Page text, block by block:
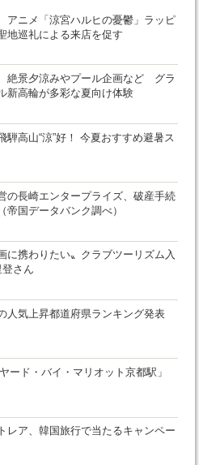
アニメ「涼宮ハルヒの憂鬱」ラッピ
巡礼による来店を促す
絶景夕涼みやプール企画など グラ
新高輪が多彩な夏向け体験
騨高山“涼”好！ 今夏おすすめ避暑ス
の長崎エンタープライズ、破産手続
帝国データバンク調べ）
に携わりたい〟クラブツーリズム入
さん
人気上昇都道府県ランキング発表
ード・バイ・マリオット京都駅」
レア、韓国旅行で当たるキャンペー